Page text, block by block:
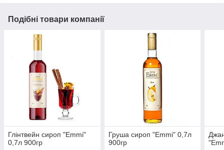
Подібні товари компанії
Глінтвейн сироп "Emmi"
0,7л 900гр
Груша сироп "Emmi" 0,7л
900гр